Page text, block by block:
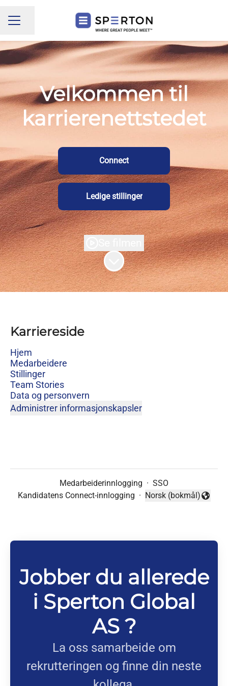
KARRIEREMENY
Del siden
Velkommen til
karrierenettstedet
Connect
Ledige stillinger
Bla til innholdet
Karriereside
Hjem
Medarbeidere
Stillinger
Team Stories
Data og personvern
Administrer informasjonskapsler
Medarbeiderinnlogging · SSO
Kandidatens Connect-innlogging ·
Endre språk
Norsk (bokmål)
Jobber du allerede
i Sperton Global
AS ?
La oss samarbeide om
rekrutteringen og finne din neste